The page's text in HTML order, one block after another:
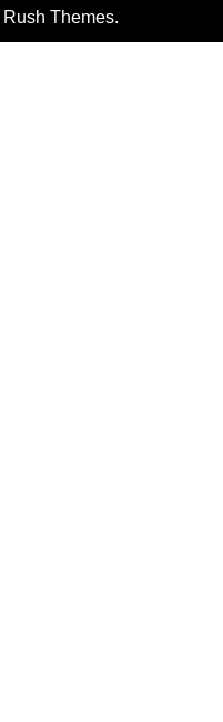
Rush Themes.